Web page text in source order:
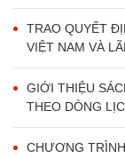
TRAO QUYẾT
VIỆT NAM VÀ
GIỚI THIỆU
THEO DÒNG
CHƯƠNG